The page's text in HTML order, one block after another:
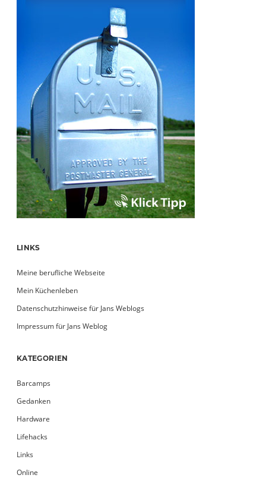
LINKS
Meine berufliche Webseite
Mein Küchenleben
Datenschutzhinweise für Jans Weblogs
Impressum für Jans Weblog
KATEGORIEN
Barcamps
Gedanken
Hardware
Lifehacks
Links
Online